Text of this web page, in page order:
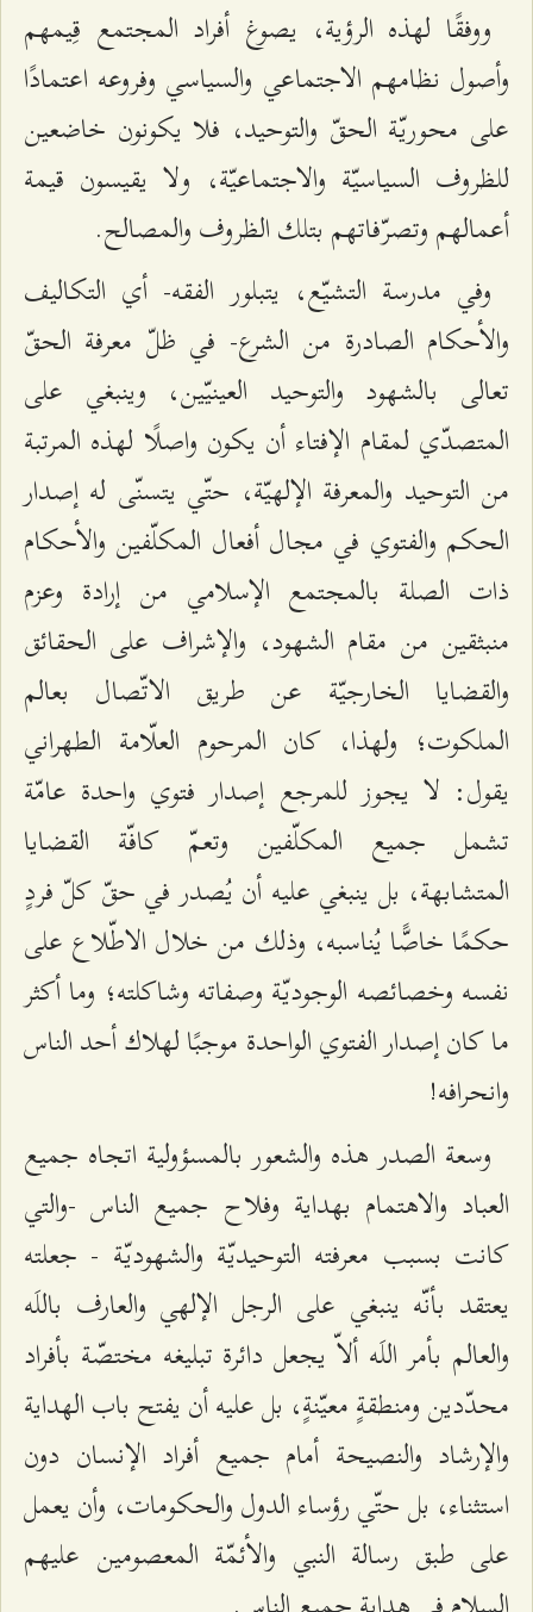
ووفقًا لهذه الرؤية، يصوغ أفراد المجتمع قِيمهم
وأصول نظامهم الاجتماعي والسياسي وفروعه اعتمادًا
على محوريّة الحقّ والتوحيد، فلا يكونون خاضعين
للظروف السياسيّة والاجتماعيّة، ولا يقيسون قيمة
أعمالهم وتصرّفاتهم بتلك الظروف والمصالح.
وفي مدرسة التشيّع، يتبلور الفقه- أي التكاليف
والأحكام الصادرة من الشرع- في ظلّ معرفة الحقّ
تعالى بالشهود والتوحيد العينيّين، وينبغي على
المتصدّي لمقام الإفتاء أن يكون واصلًا لهذه المرتبة
من التوحيد والمعرفة الإلهيّة، حتّي يتسنّى له إصدار
الحكم والفتوي في مجال أفعال المكلّفين والأحكام
ذات الصلة بالمجتمع الإسلامي من إرادة وعزم
منبثقين من مقام الشهود، والإشراف على الحقائق
والقضايا الخارجيّة عن طريق الاتّصال بعالم
الملكوت؛ ولهذا، كان المرحوم العلّامة الطهراني
يقول: لا يجوز للمرجع إصدار فتوي واحدة عامّة
تشمل جميع المكلّفين وتعمّ كافّة القضايا
المتشابهة، بل ينبغي عليه أن يُصدر في حقّ كلّ فردٍ
حكمًا خاصًّا يُناسبه، وذلك من خلال الاطّلاع على
نفسه وخصائصه الوجوديّة وصفاته وشاكلته؛ وما أكثر
ما كان إصدار الفتوي الواحدة موجبًا لهلاك أحد الناس
وانحرافه!
وسعة الصدر هذه والشعور بالمسؤولية اتجاه جميع
العباد والاهتمام بهداية وفلاح جميع الناس -والتي
كانت بسبب معرفته التوحيديّة والشهوديّة - جعلته
يعتقد بأنّه ينبغي على الرجل الإلهي والعارف باللَه
والعالم بأمر اللَه ألاّ يجعل دائرة تبليغه مختصّة بأفراد
محدّدين ومنطقةٍ معيّنةٍ، بل عليه أن يفتح باب الهداية
والإرشاد والنصيحة أمام جميع أفراد الإنسان دون
استثناء، بل حتّي رؤساء الدول والحكومات، وأن يعمل
على طبق رسالة النبي والأئمّة المعصومين عليهم